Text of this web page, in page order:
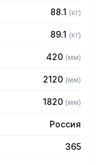
88.1 (кг)
89.1 (кг)
420 (мм)
2120 (мм)
1820 (мм)
Россия
365